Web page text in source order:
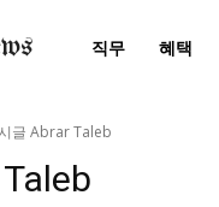
직무 혜택
글 Abrar Taleb